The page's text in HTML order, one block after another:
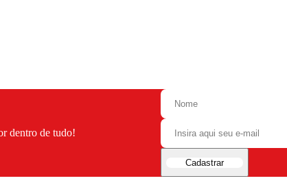
dentro de tudo!
Cadastrar